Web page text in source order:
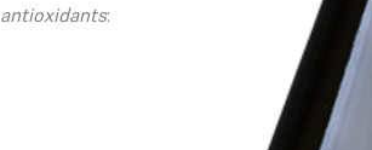
antioxidants: